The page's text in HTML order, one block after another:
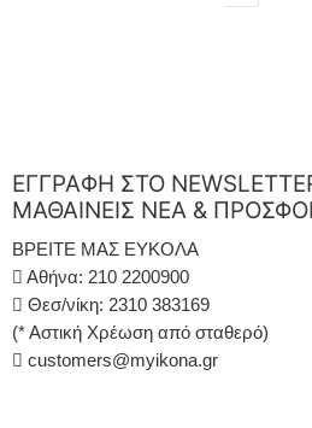
ΕΓΓΡΑΦΗ ΣΤΟ
ΜΑΘΑΙΝΕΙΣ ΝΕΑ &
ΒΡΕΙΤΕ ΜΑΣ ΕΥΚΟΛΑ
Αθήνα: 210 2200900
Θεσ/νίκη: 2310 383169
(* Αστική Χρέωση από σταθερό)
customers@myikona.gr